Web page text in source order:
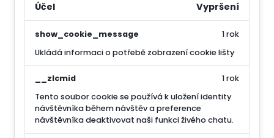
Účel Vypršení
show_cookie_message
Ukládá informaci o potřebě zobrazení cookie lišty
1 rok
__zlcmid
Tento soubor cookie se používá k uložení identity
návštěvníka během návštěv a preference
návštěvníka deaktivovat naši funkci živého chatu.
1 rok